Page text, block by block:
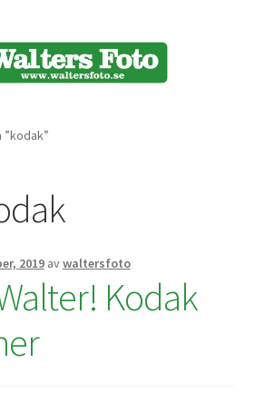
2019 avwaltersfoto
Kodak